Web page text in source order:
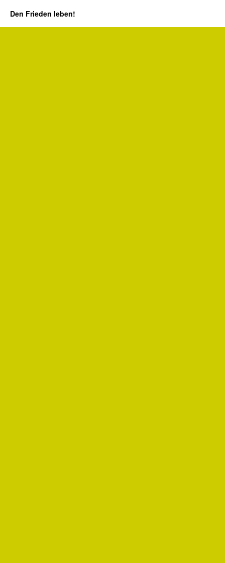
Den Frieden leben!